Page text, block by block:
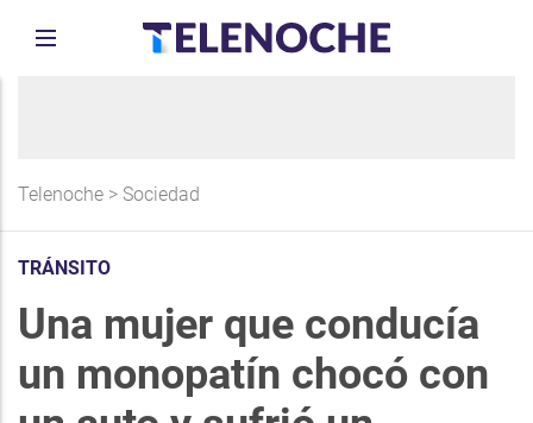
Telenoche > Sociedad
TRÁNSITO
Una mujer que conducía
un monopatín chocó con